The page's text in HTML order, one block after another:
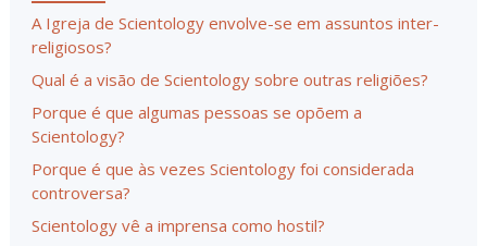
A Igreja de Scientology envolve-se em assuntos inter-
religiosos?
Qual é a visão de Scientology sobre outras religiões?
Porque é que algumas pessoas se opõem a
Scientology?
Porque é que às vezes Scientology foi considerada
controversa?
Scientology vê a imprensa como hostil?